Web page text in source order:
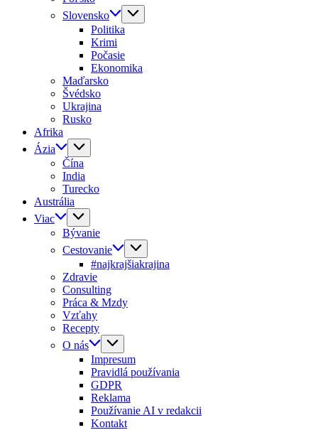
Slovensko
Politika
Krimi
Počasie
Ekonomika
Maďarsko
Švédsko
Ukrajina
Rusko
Afrika
Ázia
Čína
India
Turecko
Austrália
Viac
Bývanie
Cestovanie
#najkrajšiakrajina
Zdravie
Consulting
Práca & Mzdy
Vzťahy
Recepty
O nás
Impresum
Pravidlá používania
GDPR
Reklama
Používanie AI v redakcii
Kontakt